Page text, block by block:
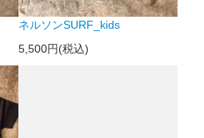
ネルソンSURF_kids
5,500円(税込)